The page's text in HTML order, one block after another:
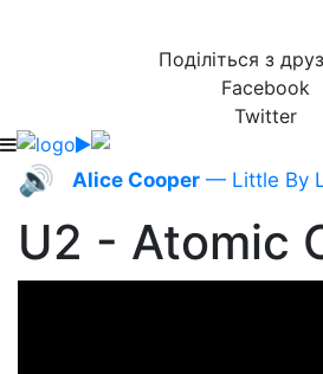
Поділіться з
Facebook
Twitter
🔊 Alice Cooper — Little By
U2 - Atomic